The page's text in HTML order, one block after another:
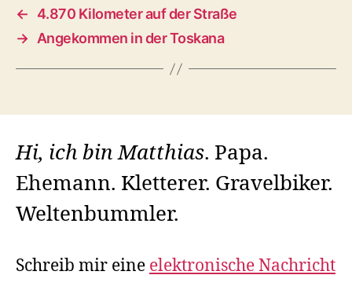
←
4.870 Kilometer auf der Straße
→ Angekommen in der Toskana
Hi, ich bin Matthias. Papa.
Ehemann. Kletterer. Gravelbiker.
Weltenbummler.
Schreib mir eine elektronische Nachricht